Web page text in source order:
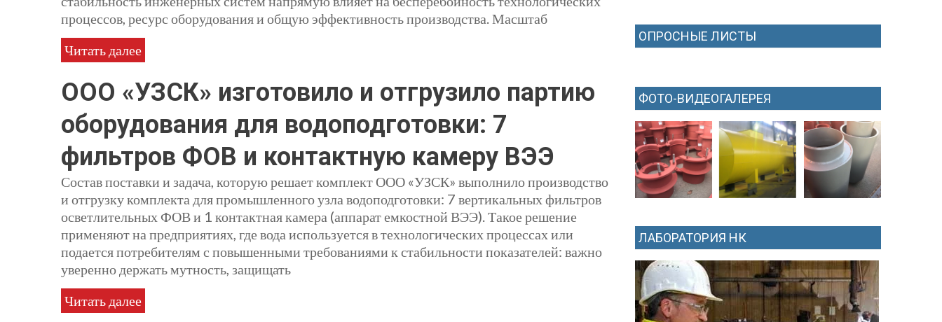
процессов, ресурс оборудования и общую эффективность производства. Масштаб
Читать далее
ООО «УЗСК» изготовило и отгрузило партию
оборудования для водоподготовки: 7
фильтров ФОВ и контактную камеру ВЭЭ
Состав поставки и задача, которую решает комплект ООО «УЗСК» выполнило производство
и отгрузку комплекта для промышленного узла водоподготовки: 7 вертикальных фильтров
осветлительных ФОВ и 1 контактная камера (аппарат емкостной ВЭЭ). Такое решение
применяют на предприятиях, где вода используется в технологических процессах или
подается потребителям с повышенными требованиями к стабильности показателей: важно
уверенно держать мутность, защищать
Читать далее
ОПРОСНЫЕ ЛИСТЫ
ФОТО-ВИДЕОГАЛЕРЕЯ
ЛАБОРАТОРИЯ НК